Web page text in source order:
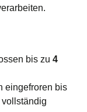
bis zu 4
eingefroren bis
vollständig